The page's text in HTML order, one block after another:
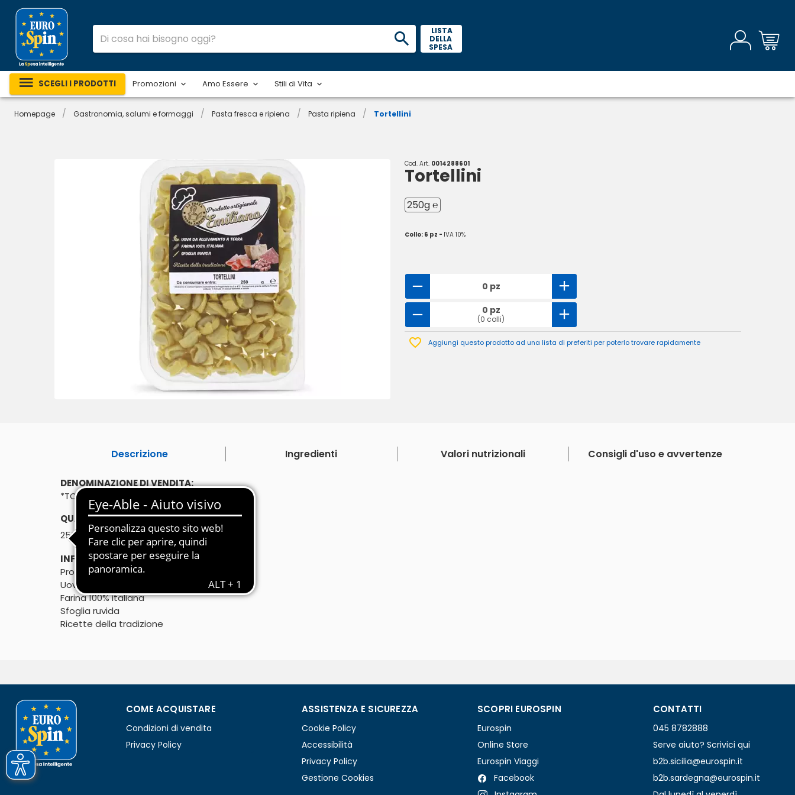
LISTA
DELLA
SPESA
SCEGLI I PRODOTTI Promozioni Amo Essere Stili di Vita
Homepage / Gastronomia, salumi e formaggi / Pasta fresca e ripiena / Pasta ripiena / Tortellini
Cod. Art. 0014288601
Tortellini
250g ℮
Collo: 6 pz - IVA 10%
0 pz
0 pz
(0 colli)
Aggiungi questo prodotto ad una lista di preferiti per poterlo trovare rapidamente
Descrizione Ingredienti Valori nutrizionali Consigli d'uso e avvertenze
DENOMINAZIONE DI VENDITA:
*TORTELLINI 250g
QUANTITÀ:
250g
℮
INFORMAZIONI AGGIUNTIVE:
Prodotto artigianale emiliano
Uova da allevamento a terra
Farina 100% italiana
Sfoglia ruvida
Ricette della tradizione
COME ACQUISTARE
Condizioni di vendita
Privacy Policy
ASSISTENZA E SICUREZZA
Cookie Policy
Accessibilità
Privacy Policy
Gestione Cookies
SCOPRI EUROSPIN
Eurospin
Online Store
Eurospin Viaggi
Facebook
CONTATTI
045 8782888
Serve aiuto? Scrivici qui
b2b.sicilia@eurospin.it
b2b.sardegna@eurospin.it